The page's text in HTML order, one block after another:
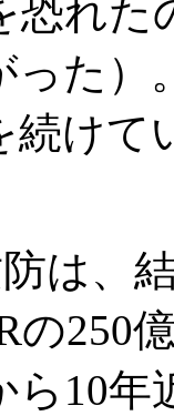
恐れた
った）
続けて
は、
の250
ら10年